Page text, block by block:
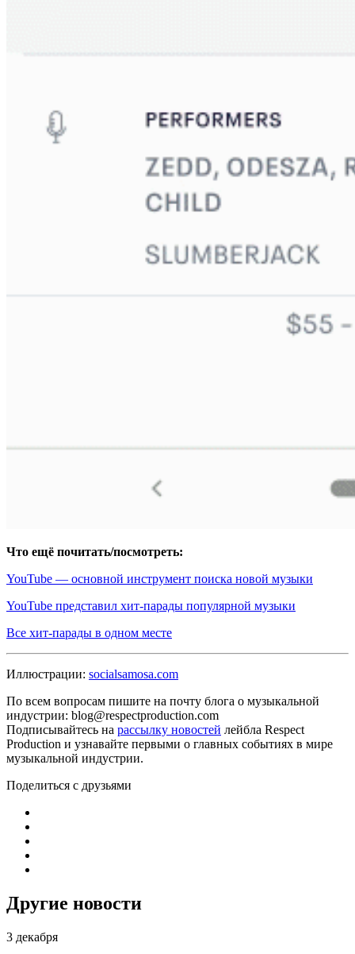
Что ещё почитать/посмотреть:
YouTube — основной инструмент поиска новой музыки
YouTube представил хит-парады популярной музыки
Все хит-парады в одном месте
Иллюстрации: socialsamosa.com
По всем вопросам пишите на почту блога о музыкальной
индустрии: blog@respectproduction.com
Подписывайтесь на рассылку новостей лейбла Respect
Production и узнавайте первыми о главных событиях в мире
музыкальной индустрии.
Поделиться с друзьями
Другие новости
3 декабря